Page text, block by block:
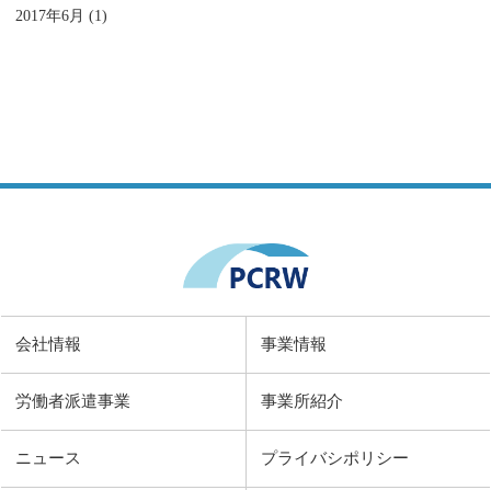
2017年6月 (1)
会社情報 事業情報
労働者派遣事業 事業所紹介
ニュース プライバシポリシー